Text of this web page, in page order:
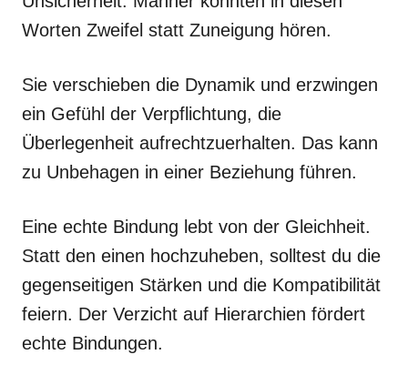
Worten Zweifel statt Zuneigung hören.
Sie verschieben die Dynamik und erzwingen
ein Gefühl der Verpflichtung, die
Überlegenheit aufrechtzuerhalten. Das kann
zu Unbehagen in einer Beziehung führen.
Eine echte Bindung lebt von der Gleichheit.
Statt den einen hochzuheben, solltest du die
gegenseitigen Stärken und die Kompatibilität
feiern. Der Verzicht auf Hierarchien fördert
echte Bindungen.